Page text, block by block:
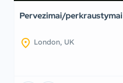
Pervezimai/perkraustymai
location_on London, UK